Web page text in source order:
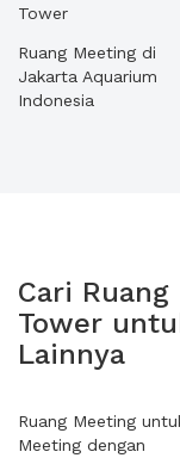
Tower
Ruang Meeting di
Jakarta Aquarium
Indonesia
Cari
Tower
Lainnya
Ruang Meeting
Meeting dengan